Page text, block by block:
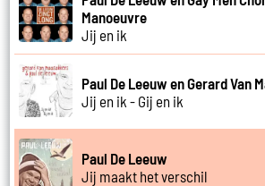
Manoeuvre
Jij en ik
Paul De Leeuw en Gerard Van
Jij en ik - Gij en ik
Paul De Leeuw
Jij maakt het verschil